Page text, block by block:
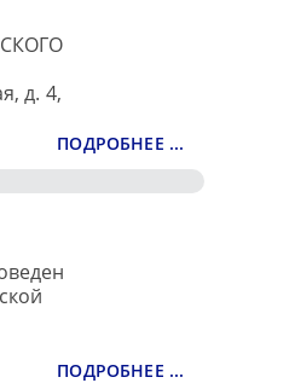
д. 4,
ПОДРОБНЕЕ ...
ПОДРОБНЕЕ ...